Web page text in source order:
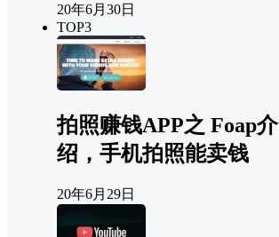
20年6月30日
TOP3
拍照赚钱APP之 Foap介
绍，手机拍照能卖钱
20年6月29日